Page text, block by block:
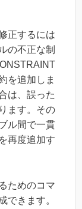
正するには
の不正な制
を追加しま
は、誤った
ます。その
ル間で一貫
再度追加す
ためのコマ
できます。